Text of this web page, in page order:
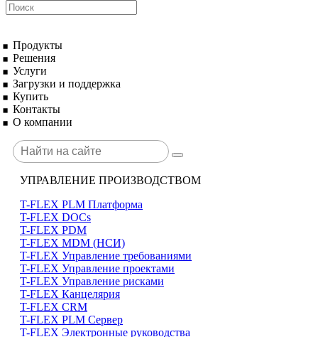
Продукты
Решения
Услуги
Загрузки и поддержка
Купить
Контакты
О компании
УПРАВЛЕНИЕ ПРОИЗВОДСТВОМ
T-FLEX PLM Платформа
T-FLEX DOCs
T-FLEX PDM
T-FLEX MDM (НСИ)
T-FLEX Управление требованиями
T-FLEX Управление проектами
T-FLEX Управление рисками
T-FLEX Канцелярия
T-FLEX CRM
T-FLEX PLM Сервер
T-FLEX Электронные руководства